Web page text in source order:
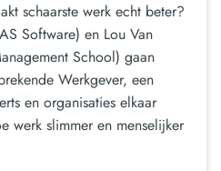
schaarste werk echt beter?
Software) en Lou Van
School) gaan
Werkgever, een
en organisaties elkaar
werk slimmer en menselijker